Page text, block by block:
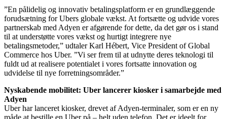
”En pålidelig og innovativ betalingsplatform er en grundlæggende
forudsætning for Ubers globale vækst. At fortsætte og udvide vores
partnerskab med Adyen er afgørende for dette, da det gør os i stand
til at understøtte vores vækst og hurtigt integrere nye
betalingsmetoder,” udtaler Karl Hébert, Vice President of Global
Commerce hos Uber. ”Vi ser frem til at udnytte deres teknologi til
fuldt ud at realisere potentialet i vores fortsatte innovation og
udvidelse til nye forretningsområder.”
Nyskabende mobilitet: Uber lancerer kiosker i samarbejde med
Adyen
Uber har lanceret kiosker, drevet af Adyen-terminaler, som er en ny
måde at bestille en Uber på – helt uden telefon. Det er ideelt for